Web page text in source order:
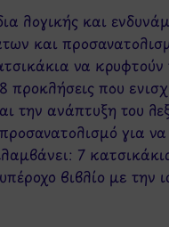
λογικής και
και
να
που
ανάπτυξη του
για
7
βιβλίο με την